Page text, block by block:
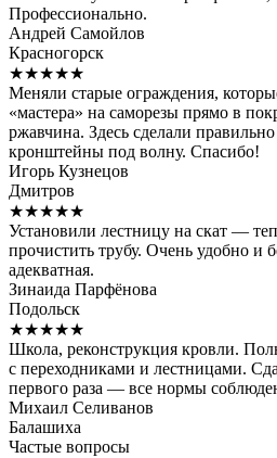
Профессионально.
Андрей Самойлов
Красногорск
★★★★★
Меняли старые ограждения,
«мастера» на саморезы прямо в
ржавчина. Здесь сделали
кронштейны под волну. Спасибо!
Игорь Кузнецов
Дмитров
★★★★★
Установили лестницу на скат —
прочистить трубу. Очень удобно и
адекватная.
Зинаида Парфёнова
Подольск
★★★★★
Школа, реконструкция кровли.
с переходниками и лестницами.
первого раза — все нормы
Михаил Селиванов
Балашиха
Частые вопросы